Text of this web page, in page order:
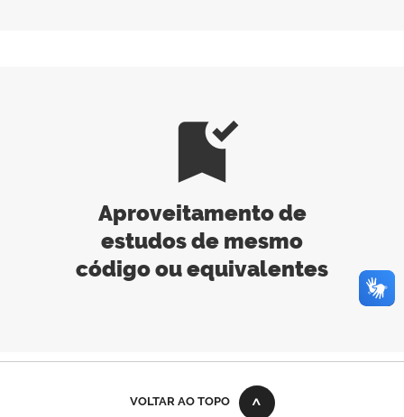
bookmark_added
Aproveitamento de
estudos de mesmo
código ou equivalentes
VOLTAR AO TOPO